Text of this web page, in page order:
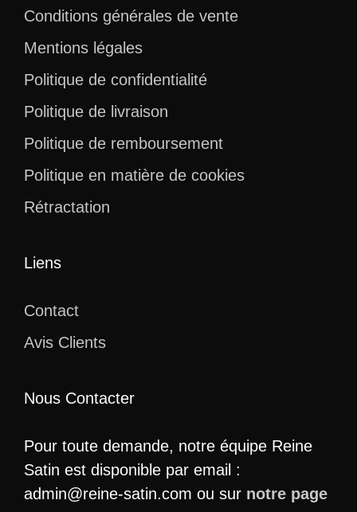
Conditions générales de vente
Mentions légales
Politique de confidentialité
Politique de livraison
Politique de remboursement
Politique en matière de cookies
Rétractation
Liens
Contact
Avis Clients
Nous Contacter
Pour toute demande, notre équipe Reine
Satin est disponible par email :
admin@reine-satin.com ou sur notre page